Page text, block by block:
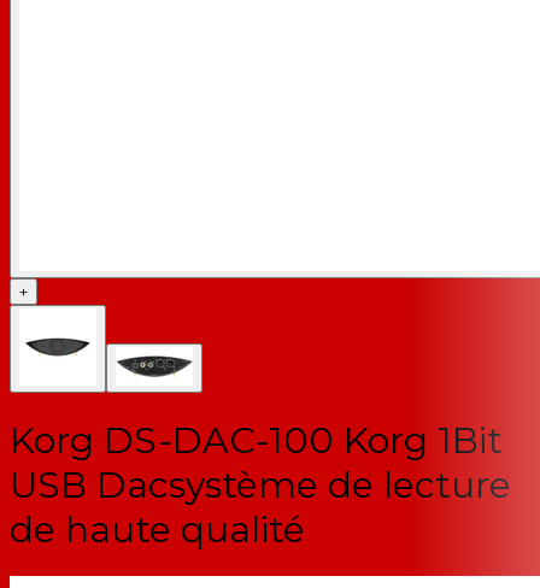
+
Korg DS-DAC-100 Korg 1Bit
USB Dacsystème de lecture
de haute qualité